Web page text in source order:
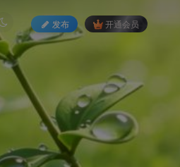
发布 开通会员